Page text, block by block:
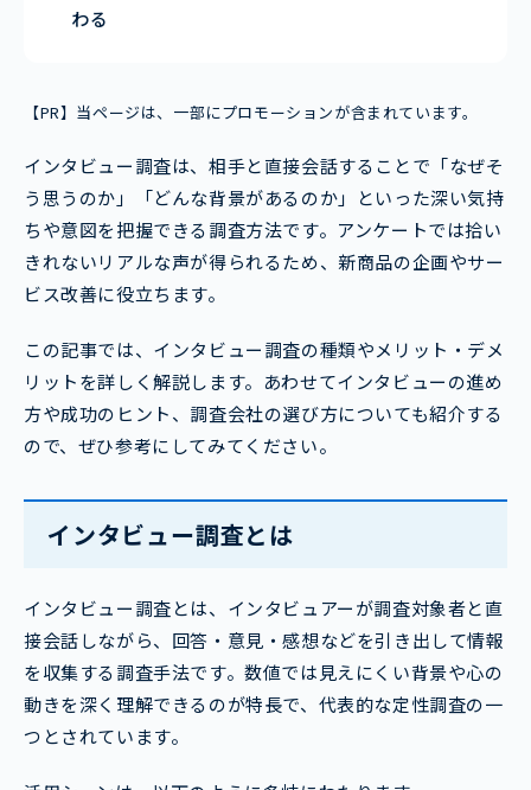
わる
【PR】当ページは、一部にプロモーションが含まれています。
インタビュー調査は、相手と直接会話することで「なぜそ
う思うのか」「どんな背景があるのか」といった深い気持
ちや意図を把握できる調査方法です。アンケートでは拾い
きれないリアルな声が得られるため、新商品の企画やサー
ビス改善に役立ちます。
この記事では、インタビュー調査の種類やメリット・デメ
リットを詳しく解説します。あわせてインタビューの進め
方や成功のヒント、調査会社の選び方についても紹介する
ので、ぜひ参考にしてみてください。
インタビュー調査とは
インタビュー調査とは、インタビュアーが調査対象者と直
接会話しながら、回答・意見・感想などを引き出して情報
を収集する調査手法です。数値では見えにくい背景や心の
動きを深く理解できるのが特長で、代表的な定性調査の一
つとされています。